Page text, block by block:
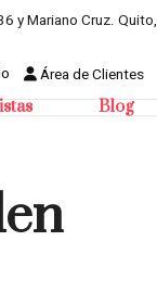
y Mariano Cruz. Quito,
Área de Clientes
Blog